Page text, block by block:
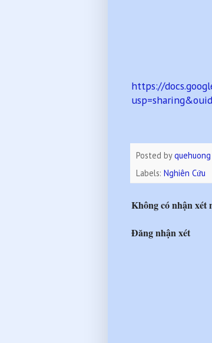
https://
Posted byquehuong
Labels: Nghiên Cứu
Không có nhận xét
Đăng nhận xét